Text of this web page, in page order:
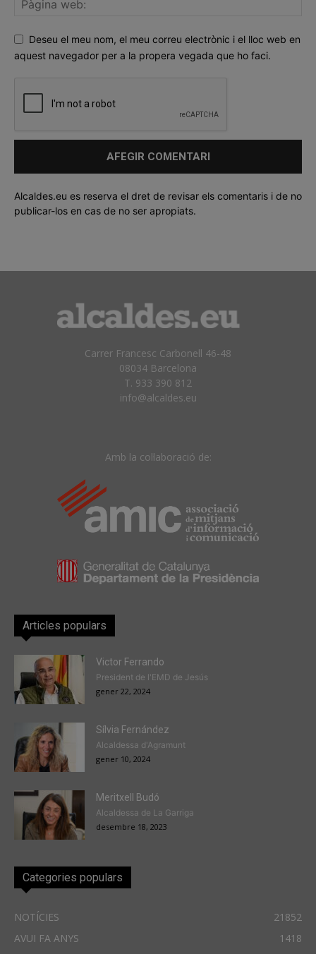
Deseu el meu nom, el meu correu electrònic i el lloc web en
aquest navegador per a la propera vegada que ho faci.
Alcaldes.eu es reserva el dret de revisar els comentaris i de no
publicar-los en cas de no ser apropiats.
Carrer Francesc Carbonell 46-48
08034 Barcelona
T. 933 390 812
info@alcaldes.eu
Amb la col·laboració de:
Articles populars
Victor Ferrando
President de l'EMD de Jesús
gener 22, 2024
Sílvia Fernández
Alcaldessa d'Agramunt
gener 10, 2024
Meritxell Budó
Alcaldessa de La Garriga
desembre 18, 2023
Categories populars
NOTÍCIES
21852
AVUI FA ANYS
1418